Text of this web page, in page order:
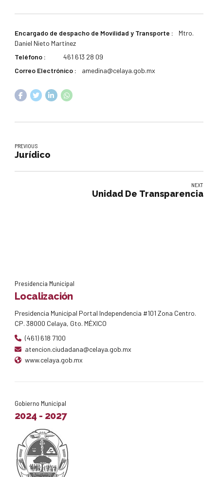
Encargado de despacho de Movilidad y Transporte :
Mtro.
Daniel Nieto Martínez
Teléfono :
461 613 28 09
Correo Electrónico :
amedina@celaya.gob.mx
PREVIOUS
Jurídico
NEXT
Unidad De Transparencia
Presidencia Municipal
Localización
Presidencia Municipal Portal Independencia #101 Zona Centro.
CP. 38000 Celaya, Gto. MÉXICO
(461) 618 7100
atencion.ciudadana@celaya.gob.mx
www.celaya.gob.mx
Gobierno Municipal
2024 - 2027